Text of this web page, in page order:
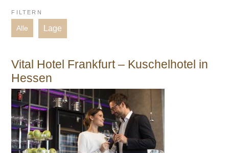
FILTERN
Lage
Vital Hotel Frankfurt – Kuschelhotel in
Hessen